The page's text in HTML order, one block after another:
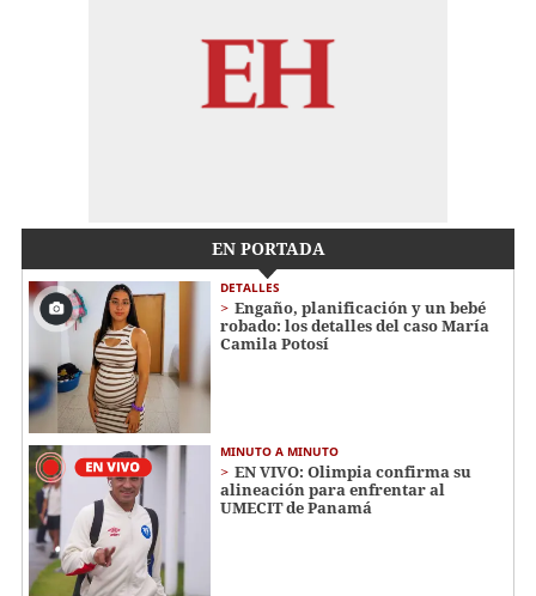
EN PORTADA
DETALLES
Engaño, planificación y un bebé
robado: los detalles del caso María
Camila Potosí
MINUTO A MINUTO
EN VIVO: Olimpia confirma su
alineación para enfrentar al
UMECIT de Panamá